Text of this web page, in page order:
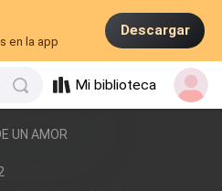
en la app
Descargar
Mi biblioteca
UN AMOR